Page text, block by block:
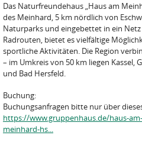
Das Naturfreundehaus „Haus am
des Meinhard, 5 km nördlich von
Naturparks und eingebettet in ein
Radrouten, bietet es vielfältige
sportliche Aktivitäten. Die Region
– im Umkreis von 50 km liegen Kassel,
und Bad Hersfeld.
Buchung:
Buchungsanfragen bitte nur über
https://www.gruppenhaus.de/haus-
meinhard-hs...